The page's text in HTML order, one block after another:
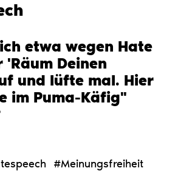
etwa wegen Hate
'Räum Deinen
und lüfte mal. Hier
im Puma-Käfig"
#Meinungsfreiheit